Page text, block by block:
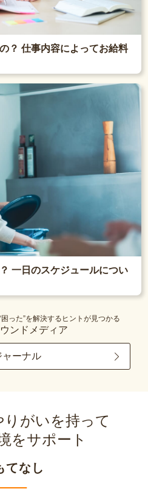
？ 仕事内容によってお給料
一日のスケジュールについ
った”を解決するヒントが見つかる
ンドメディア
ーナル
がいを持って
をサポート
てなし